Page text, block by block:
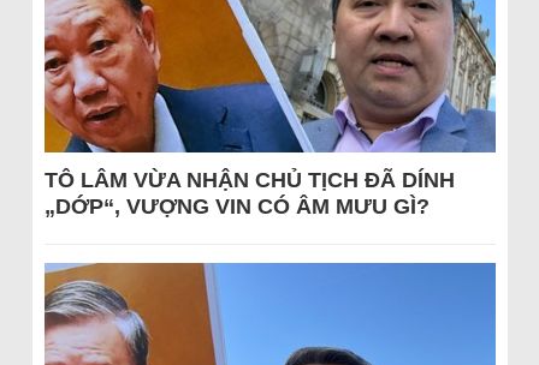
TÔ LÂM VỪA NHẬN CHỦ TỊCH ĐÃ DÍNH
„DỚP“, VƯỢNG VIN CÓ ÂM MƯU GÌ?